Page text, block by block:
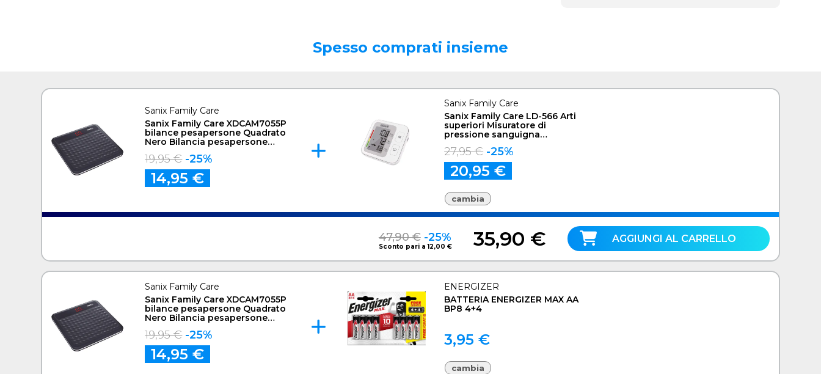
Spesso comprati insieme
Sanix Family Care
Sanix Family Care XDCAM7055P
bilance pesapersone Quadrato
Nero Bilancia pesapersone
19,95 € -25%
14,95 €
Sanix Family Care
Sanix Family Care LD-566 Arti
superiori Misuratore di
pressione sanguigna
27,95 € -25%
20,95 €
cambia
47,90 € -25%
Sconto pari a 12,00 € 35,90 € AGGIUNGI AL CARRELLO
Sanix Family Care
Sanix Family Care XDCAM7055P
bilance pesapersone Quadrato
Nero Bilancia pesapersone
19,95 € -25%
14,95 €
ENERGIZER
BATTERIA ENERGIZER MAX AA
BP8 4+4
3,95 €
cambia